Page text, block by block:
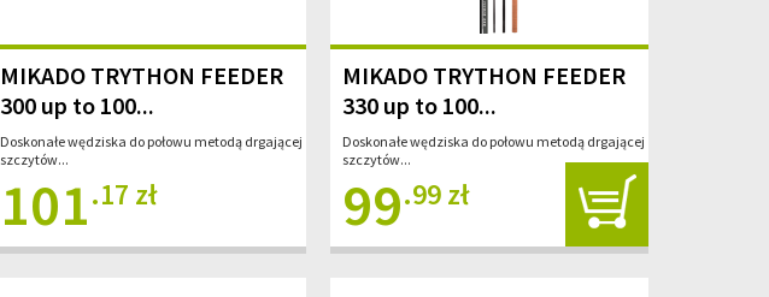
MIKADO TRYTHON FEEDER
300 up to 100...
Doskonałe wędziska do połowu metodą drgającej
szczytów...
101.17 zł
MIKADO TRYTHON FEEDER
330 up to 100...
Doskonałe wędziska do połowu metodą drgającej
szczytów...
99.99 zł